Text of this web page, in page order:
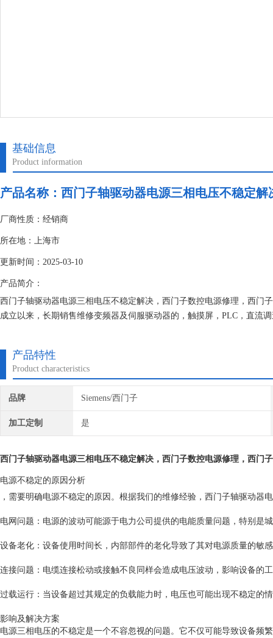
基础信息
Product information
产品名称： 西门子轴驱动器电源三相电压不稳定解
厂商性质：经销商
所在地：上海市
更新时间：2025-03-10
产品简介：
西门子轴驱动器电源三相电压不稳定解决，西门子数控电源修理，西门
成立以来，长期销售维修变频器及伺服驱动器的，触摸屏，PLC，直流
产品特性
Product characteristics
品牌 Siemens/西门子
加工定制 是
西门子轴驱动器电源三相电压不稳定解决 ，西门子数控电源修理，西门
电源不稳定的原因分析
，需要明确电源不稳定的原因。根据我们的维修经验，西门子轴驱动
电网问题：电源的波动可能源于电力公司提供的电能质量问题，特别是
设备老化：设备使用时间长，内部部件的老化导致了其对电源质量的敏
连接问题：电缆连接松动或接触不良同样会造成电压波动，影响设备的
过载运行：当设备超过其规定的负载能力时，电压也可能出现不稳定的
影响及解决方案
电源三相电压的不稳定是一个不容忽视的问题。它不仅可能导致设备频